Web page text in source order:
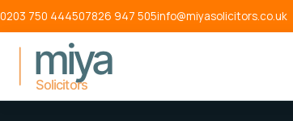
Прескочи към съдържанието
0203 750 444507826 947 505info@miyasolicitors.co.uk